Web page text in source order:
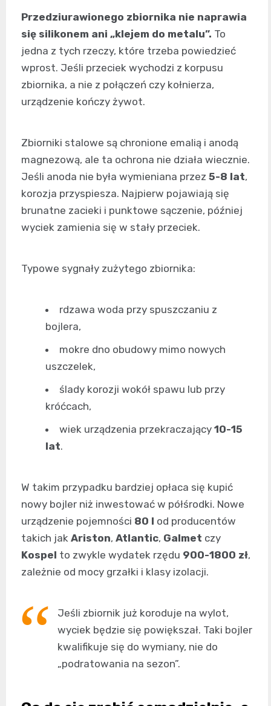
Przedziurawionego zbiornika nie naprawia
się silikonem ani „klejem do metalu”. To
jedna z tych rzeczy, które trzeba powiedzieć
wprost. Jeśli przeciek wychodzi z korpusu
zbiornika, a nie z połączeń czy kołnierza,
urządzenie kończy żywot.
Zbiorniki stalowe są chronione emalią i anodą
magnezową, ale ta ochrona nie działa wiecznie.
Jeśli anoda nie była wymieniana przez 5-8 lat,
korozja przyspiesza. Najpierw pojawiają się
brunatne zacieki i punktowe sączenie, później
wyciek zamienia się w stały przeciek.
Typowe sygnały zużytego zbiornika:
rdzawa woda przy spuszczaniu z
bojlera,
mokre dno obudowy mimo nowych
uszczelek,
ślady korozji wokół spawu lub przy
króćcach,
wiek urządzenia przekraczający 10-15
lat.
W takim przypadku bardziej opłaca się kupić
nowy bojler niż inwestować w półśrodki. Nowe
urządzenie pojemności 80 l od producentów
takich jak Ariston, Atlantic, Galmet czy
Kospel to zwykle wydatek rzędu 900-1800 zł,
zależnie od mocy grzałki i klasy izolacji.
Jeśli zbiornik już koroduje na wylot,
wyciek będzie się powiększał. Taki bojler
kwalifikuje się do wymiany, nie do
„podratowania na sezon”.